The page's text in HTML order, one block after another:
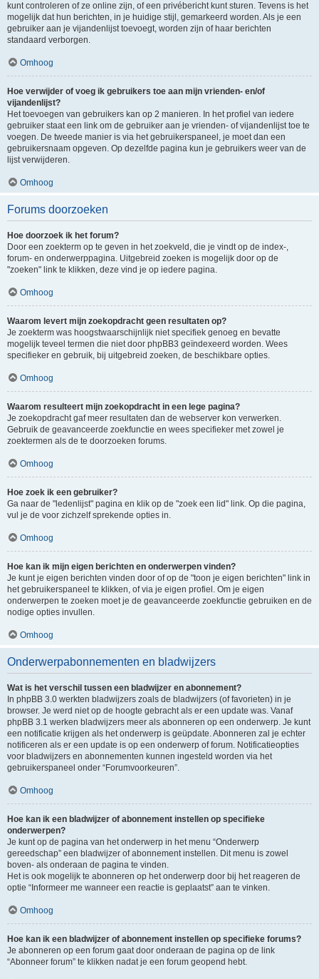
kunt controleren of ze online zijn, of een privébericht kunt sturen. Tevens is het
mogelijk dat hun berichten, in je huidige stijl, gemarkeerd worden. Als je een
gebruiker aan je vijandenlijst toevoegt, worden zijn of haar berichten
standaard verborgen.
Omhoog
Hoe verwijder of voeg ik gebruikers toe aan mijn vrienden- en/of
vijandenlijst?
Het toevoegen van gebruikers kan op 2 manieren. In het profiel van iedere
gebruiker staat een link om de gebruiker aan je vrienden- of vijandenlijst toe te
voegen. De tweede manier is via het gebruikerspaneel, je moet dan een
gebruikersnaam opgeven. Op dezelfde pagina kun je gebruikers weer van de
lijst verwijderen.
Omhoog
Forums doorzoeken
Hoe doorzoek ik het forum?
Door een zoekterm op te geven in het zoekveld, die je vindt op de index-,
forum- en onderwerppagina. Uitgebreid zoeken is mogelijk door op de
"zoeken" link te klikken, deze vind je op iedere pagina.
Omhoog
Waarom levert mijn zoekopdracht geen resultaten op?
Je zoekterm was hoogstwaarschijnlijk niet specifiek genoeg en bevatte
mogelijk teveel termen die niet door phpBB3 geïndexeerd worden. Wees
specifieker en gebruik, bij uitgebreid zoeken, de beschikbare opties.
Omhoog
Waarom resulteert mijn zoekopdracht in een lege pagina?
Je zoekopdracht gaf meer resultaten dan de webserver kon verwerken.
Gebruik de geavanceerde zoekfunctie en wees specifieker met zowel je
zoektermen als de te doorzoeken forums.
Omhoog
Hoe zoek ik een gebruiker?
Ga naar de "ledenlijst" pagina en klik op de "zoek een lid" link. Op die pagina,
vul je de voor zichzelf sprekende opties in.
Omhoog
Hoe kan ik mijn eigen berichten en onderwerpen vinden?
Je kunt je eigen berichten vinden door of op de "toon je eigen berichten" link in
het gebruikerspaneel te klikken, of via je eigen profiel. Om je eigen
onderwerpen te zoeken moet je de geavanceerde zoekfunctie gebruiken en de
nodige opties invullen.
Omhoog
Onderwerpabonnementen en bladwijzers
Wat is het verschil tussen een bladwijzer en abonnement?
In phpBB 3.0 werkten bladwijzers zoals de bladwijzers (of favorieten) in je
browser. Je werd niet op de hoogte gebracht als er een update was. Vanaf
phpBB 3.1 werken bladwijzers meer als abonneren op een onderwerp. Je kunt
een notificatie krijgen als het onderwerp is geüpdate. Abonneren zal je echter
notificeren als er een update is op een onderwerp of forum. Notificatieopties
voor bladwijzers en abonnementen kunnen ingesteld worden via het
gebruikerspaneel onder “Forumvoorkeuren”.
Omhoog
Hoe kan ik een bladwijzer of abonnement instellen op specifieke
onderwerpen?
Je kunt op de pagina van het onderwerp in het menu “Onderwerp
gereedschap” een bladwijzer of abonnement instellen. Dit menu is zowel
boven- als onderaan de pagina te vinden.
Het is ook mogelijk te abonneren op het onderwerp door bij het reageren de
optie “Informeer me wanneer een reactie is geplaatst” aan te vinken.
Omhoog
Hoe kan ik een bladwijzer of abonnement instellen op specifieke forums?
Je abonneren op een forum gaat door onderaan de pagina op de link
“Abonneer forum” te klikken nadat je een forum geopend hebt.